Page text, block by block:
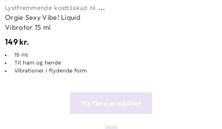
L
ystfremmende kosttilskud til mænd
Orgie Sexy Vibe! Liquid
Vibrator 15 ml
149 kr.
15 ml
Til ham og hende
Vibrationer i flydende form
Vis flere produkter